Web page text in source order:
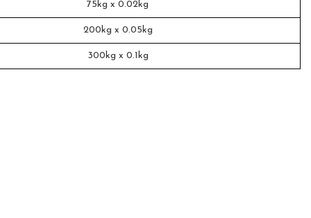
75kg x 0.02kg
200kg x 0.05kg
300kg x 0.1kg